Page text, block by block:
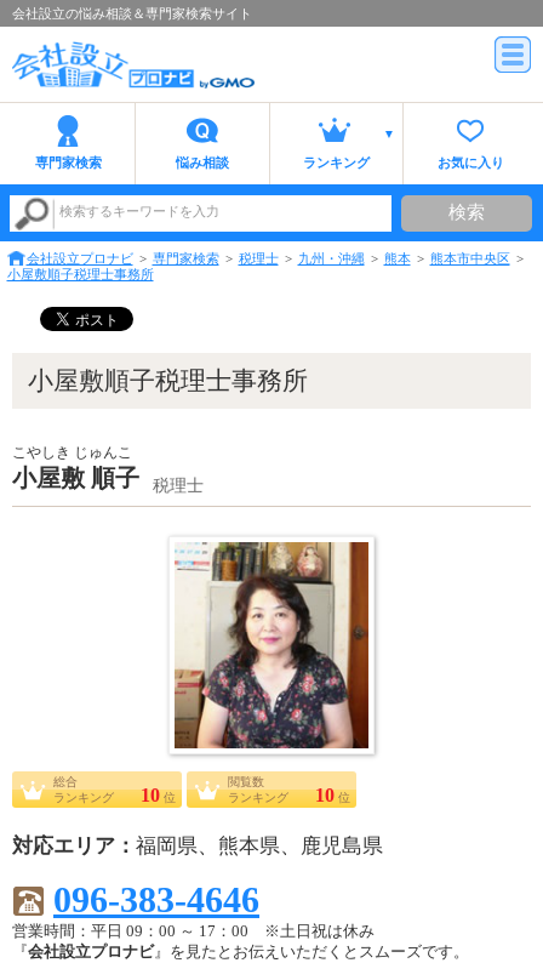
会社設立の悩み相談＆専門家検索サイト
専門家検索 悩み相談 ランキング お気に入り
検索するキーワードを入力 検索
会社設立プロナビ 専門家検索 税理士 九州・沖縄 熊本
熊本市中央区
小屋敷順子税理士事務所
小屋敷順子税理士事務所
小屋敷 順子
こやしき じゅんこ
税理士
総合
ランキング
10 位
閲覧数
ランキング
10 位
対応エリア： 福岡県、熊本県、鹿児島県
096-383-4646
営業時間：平日 09：00 ～ 17：00 ※土日祝は休み
『会社設立プロナビ』を見たとお伝えいただくとスムーズです。